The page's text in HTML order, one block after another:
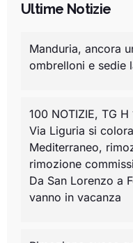
Ultime Notizie
Manduria, ancora
ombrelloni e sedie
100 NOTIZIE, TG
Via Liguria si
Mediterraneo,
rimozione
Da San Lorenzo a
vanno in vacanza